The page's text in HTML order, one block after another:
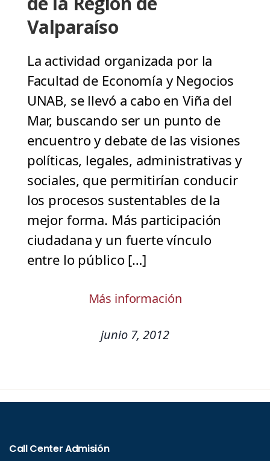
Valparaíso
La actividad organizada por la
Facultad de Economía y Negocios
UNAB, se llevó a cabo en Viña del
Mar, buscando ser un punto de
encuentro y debate de las visiones
políticas, legales, administrativas y
sociales, que permitirían conducir
los procesos sustentables de la
mejor forma. Más participación
ciudadana y un fuerte vínculo
entre lo público […]
Más información
junio 7, 2012